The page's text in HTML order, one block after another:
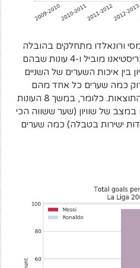
ורונאלדו מתחלקים בהובלה
שווה בשווה – 4 עונות שבהם כריסטיאנו מוביל ו-4 עונות שבהם
בין איכות השערים של השניים
כמה שערים כל אחד מהם
הבקיע במצבים שונים של לוח התוצאות. כלומר, במשך 8 העונות
של שוויון (שער ששווה הכי
כי מוביל ל-2 נקודות ישירות בטבלה) כמה שערים